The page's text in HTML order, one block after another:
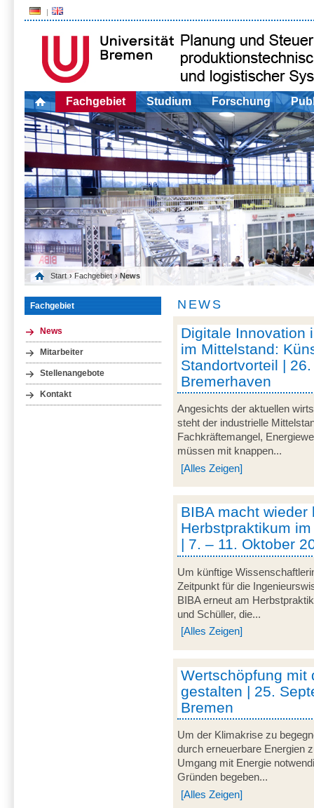
Fachgebiet Studium Forschung
Start › Fachgebiet › News
Fachgebiet
News
Mitarbeiter
Stellenangebote
Kontakt
NEWS
Digitale Innovation
im Mittelstand:
Standortvorteil |
Bremerhaven
Angesichts der aktuellen
steht der industrielle
Fachkräftemangel,
müssen mit knappen...
[Alles Zeigen]
BIBA macht wieder
Herbstpraktikum
| 7. – 11. Oktober
Um künftige
Zeitpunkt für die
BIBA erneut am
und Schüller, die...
[Alles Zeigen]
Wertschöpfung mit
gestalten | 25.
Bremen
Um der Klimakrise zu
durch erneuerbare Energien
Umgang mit Energie
Gründen begeben...
[Alles Zeigen]